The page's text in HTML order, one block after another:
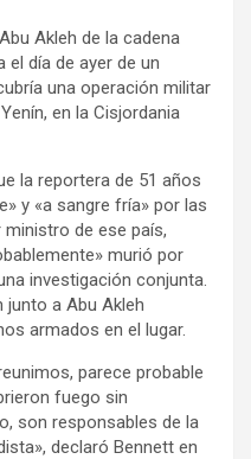
Akleh de la cadena
el día de ayer de un
una operación militar
en la Cisjordania
la reportera de 51 años
y «a sangre fría» por las
de ese país,
murió por
investigación conjunta.
a Abu Akleh
armados en el lugar.
parece probable
fuego sin
son responsables de la
declaró Bennett en